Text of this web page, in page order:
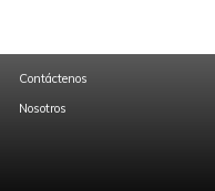
Contáctenos
Nosotros